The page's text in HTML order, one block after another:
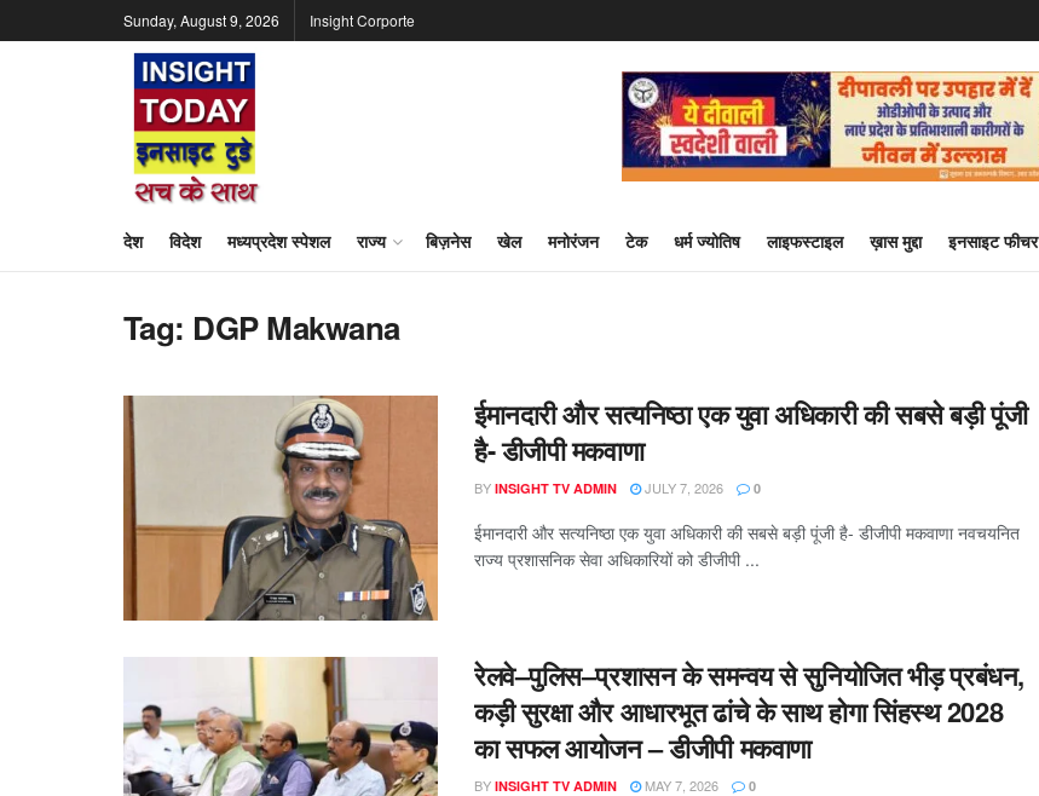
Sunday, August 9, 2026 Insight Corporte
देश विदेश मध्यप्रदेश स्पेशल राज्य बिज़नेस खेल मनोरंजन टेक धर्म ज्योतिष लाइफस्टाइल ख़ास मुद्दा इनसाइट फीचर
Tag: DGP Makwana
ईमानदारी और सत्यनिष्ठा एक युवा अधिकारी की सबसे बड़ी पूंजी
है- डीजीपी मकवाणा
BY INSIGHT TV ADMIN JULY 7, 2026 0
ईमानदारी और सत्यनिष्ठा एक युवा अधिकारी की सबसे बड़ी पूंजी है- डीजीपी मकवाणा नवचयनित
राज्य प्रशासनिक सेवा अधिकारियों को डीजीपी ...
रेलवे–पुलिस–प्रशासन के समन्वय से सुनियोजित भीड़ प्रबंधन,
कड़ी सुरक्षा और आधारभूत ढांचे के साथ होगा सिंहस्थ 2028
का सफल आयोजन – डीजीपी मकवाणा
BY INSIGHT TV ADMIN MAY 7, 2026 0